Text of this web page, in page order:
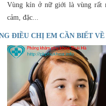
Vùng kín ở nữ giới là vùng rất
cảm, đặc...
ĐIỀU CHỊ EM CẦN BIẾT